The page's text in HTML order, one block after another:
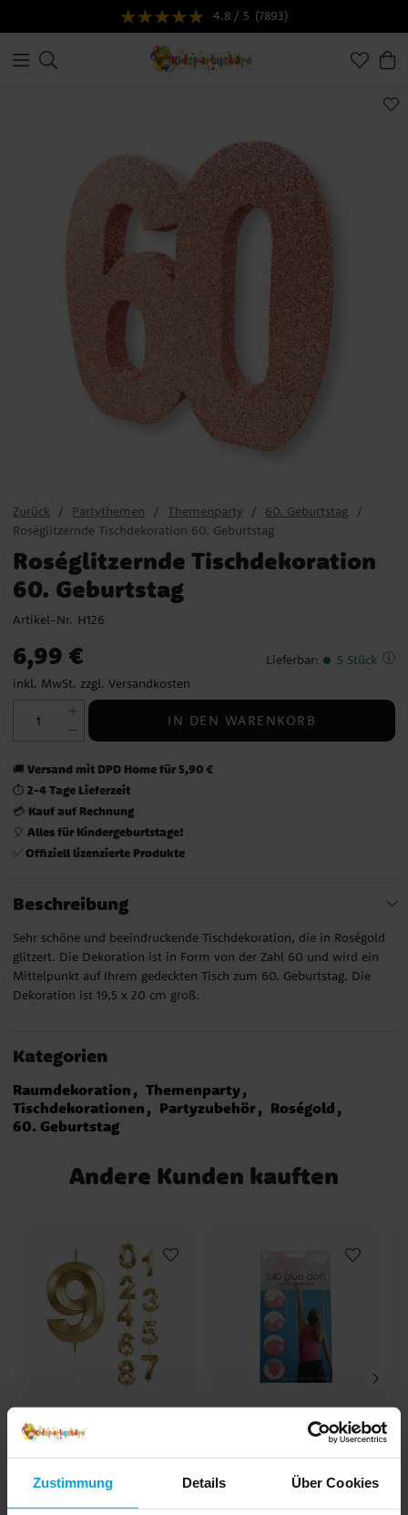
Zustimmung Details Über Cookies
4.8 / 5 (7893)
Zurück Partythemen Themenparty
60. Geburtstag
Roséglitzernde Tischdekoration 60. Geburtstag
Roséglitzernde Tischdekoration
60. Geburtstag
Artikel-Nr. H126
Preis:6,99 €
6,99 €
inkl. MwSt. zzgl. Versandkosten
Lieferbar: 5 Stück
IN DEN WARENKORB
🚚 Versand mit DPD Home für 5,90 €
⏱️ 2-4 Tage Lieferzeit
💳 Kauf auf Rechnung
🎈 Alles für Kindergeburtstage!
✅ Offiziell lizenzierte Produkte
Beschreibung
Sehr schöne und beeindruckende Tischdekoration, die in Roségold
glitzert. Die Dekoration ist in Form von der Zahl 60 und wird ein
Mittelpunkt auf Ihrem gedeckten Tisch zum 60. Geburtstag. Die
Dekoration ist 19,5 x 20 cm groß.
Kategorien
Raumdekoration
Themenparty
Tischdekorationen
Partyzubehör
Roségold
60. Geburtstag
Andere Kunden kauften
Metallic
DETAILS
Klebepunkte 240 Stk.
IN DEN KORB